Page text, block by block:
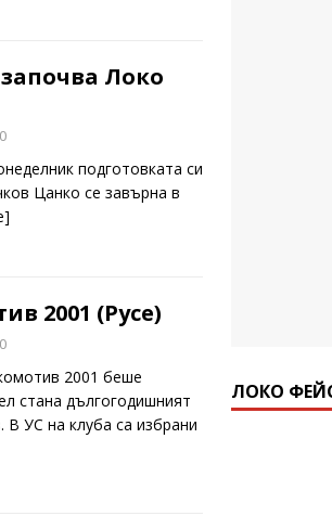
Локо
0
подготовката си
Цанко се завърна в
2001 (Русе)
0
2001 беше
стана дългогодишният
УС на клуба са избрани
ЛОКО